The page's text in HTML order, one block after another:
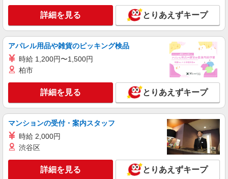
詳細を見る とりあえずキープ
アパレル用品や雑貨のピッキング検品
時給 1,200円〜1,500円
柏市
詳細を見る とりあえずキープ
マンションの受付・案内スタッフ
時給 2,000円
渋谷区
詳細を見る とりあえずキープ